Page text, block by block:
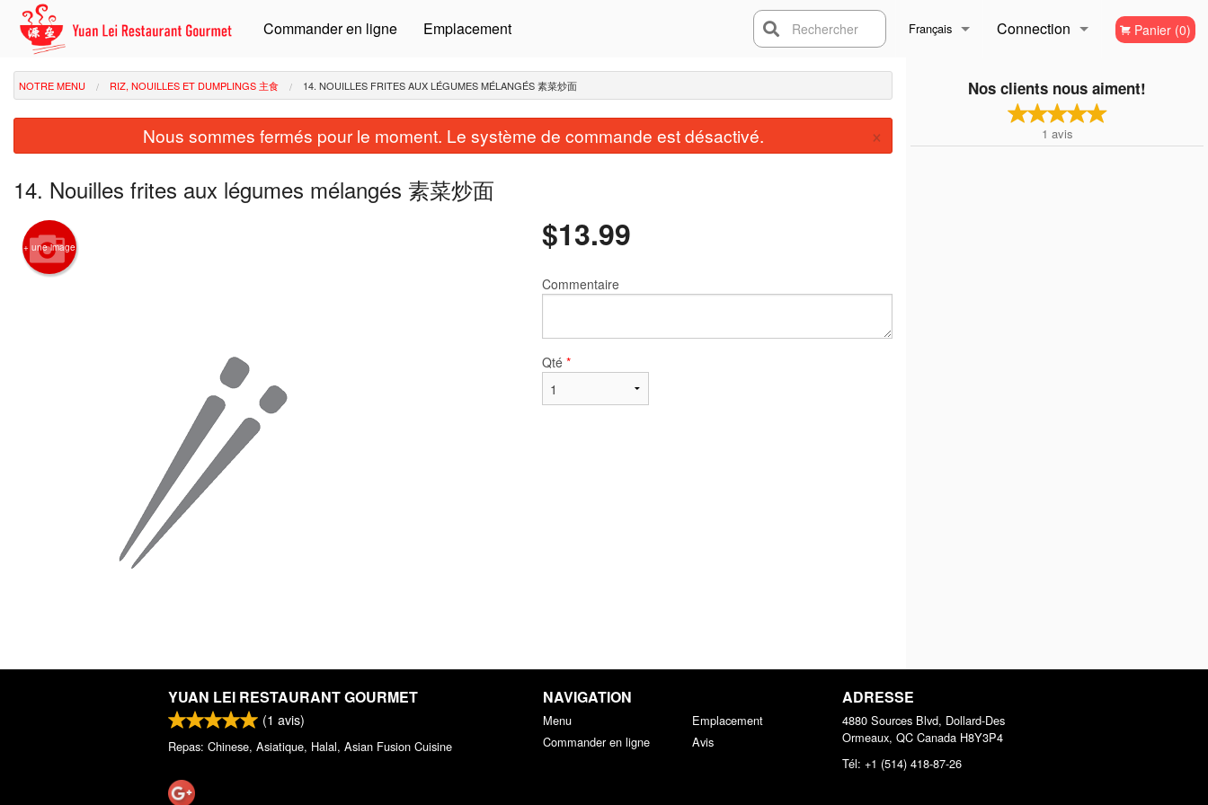
Commander en ligne Emplacement Français
English
Connection
Inscription
Panier (0)
Rechercher
Nos clients nous aiment!
1 avis
NOTRE MENU RIZ, NOUILLES ET DUMPLINGS 主食 14. NOUILLES FRITES AUX LÉGUMES MÉLANGÉS 素菜炒面
Nous sommes fermés pour le moment. Le système de commande est désactivé. ×
14. Nouilles frites aux légumes mélangés 素菜炒面
+ une image $13.99
Commentaire
Qté *
YUAN LEI RESTAURANT GOURMET
(1 avis)
Repas: Chinese, Asiatique, Halal, Asian Fusion Cuisine
NAVIGATION
Menu
Commander en ligne
Emplacement
Avis
ADRESSE
4880 Sources Blvd, Dollard-Des
Ormeaux, QC Canada H8Y3P4
Tél: +1 (514) 418-87-26